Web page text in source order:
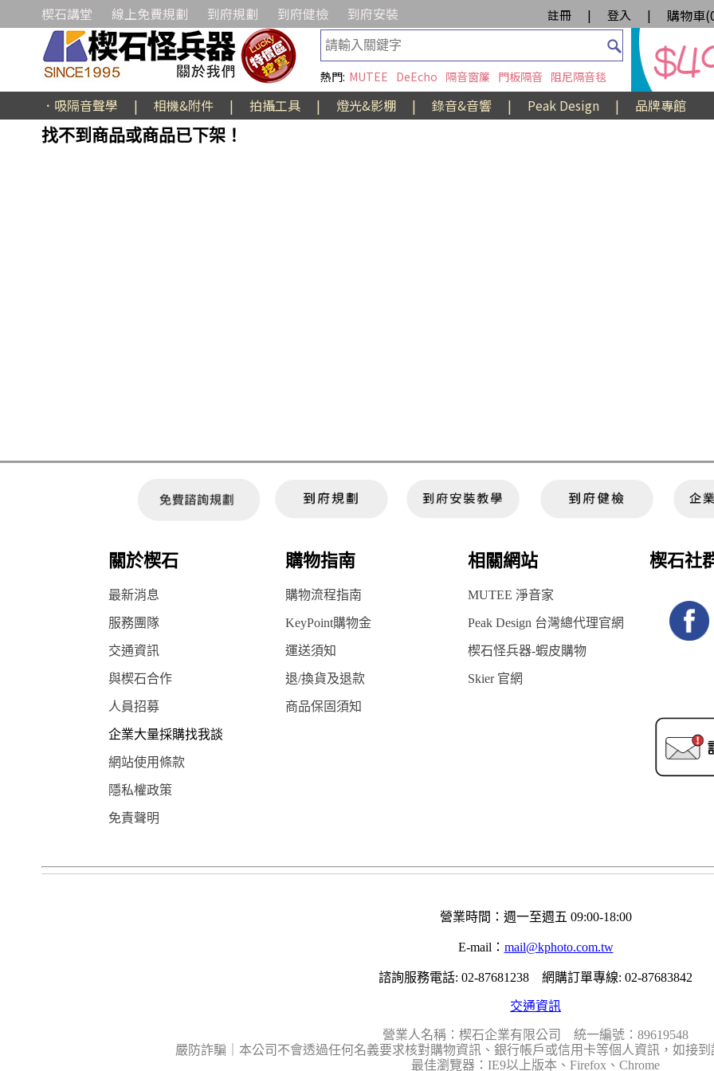
楔石講堂 線上免費規劃 到府規劃 到府健檢 到府安裝 註冊 | 登入 | 購物車(
熱門: MUTEE DeEcho 隔音窗簾 門板隔音 阻尼隔音毯
．吸隔音聲學 | 相機&附件 | 拍攝工具 | 燈光&影棚 | 錄音&音響 | Peak Design |
品牌專館
找不到商品或商品已下架！
關於楔石 購物指南 相關網站 楔石社
最新消息 購物流程指南 MUTEE 淨音家
服務團隊 KeyPoint購物金 Peak Design 台灣總代理官網
交通資訊 運送須知 楔石怪兵器-蝦皮購物
與楔石合作 退/換貨及退款 Skier 官網
人員招募 商品保固須知
企業大量採購找我談
網站使用條款
隱私權政策
免責聲明
營業時間：週一至週五 09:00-18:00
E-mail： mail@kphoto.com.tw
諮詢服務電話: 02-87681238 網購訂單專線: 02-87683842
交通資訊
營業人名稱：楔石企業有限公司 統一編號：89619548
嚴防詐騙｜本公司不會透過任何名義要求核對購物資訊、銀行帳戶或信用卡等個人資訊，如接
最佳瀏覽器：IE9以上版本、Firefox、Chrome